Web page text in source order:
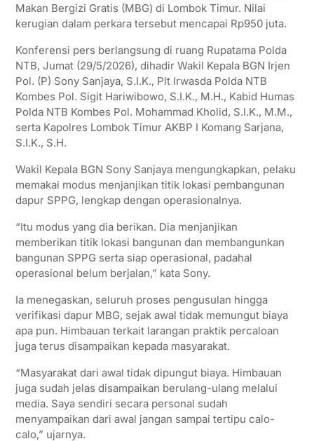
Makan Bergizi Gratis (MBG) di Lombok Timur. Nilai
kerugian dalam perkara tersebut mencapai Rp950 juta.
Konferensi pers berlangsung di ruang Rupatama Polda
NTB, Jumat (29/5/2026), dihadir Wakil Kepala BGN Irjen
Pol. (P) Sony Sanjaya, S.I.K., Plt Irwasda Polda NTB
Kombes Pol. Sigit Hariwibowo, S.I.K., M.H., Kabid Humas
Polda NTB Kombes Pol. Mohammad Kholid, S.I.K., M.M.,
serta Kapolres Lombok Timur AKBP I Komang Sarjana,
S.I.K., S.H.
Wakil Kepala BGN Sony Sanjaya mengungkapkan, pelaku
memakai modus menjanjikan titik lokasi pembangunan
dapur SPPG, lengkap dengan operasionalnya.
“Itu modus yang dia berikan. Dia menjanjikan
memberikan titik lokasi bangunan dan membangunkan
bangunan SPPG serta siap operasional, padahal
operasional belum berjalan,” kata Sony.
Ia menegaskan, seluruh proses pengusulan hingga
verifikasi dapur MBG, sejak awal tidak memungut biaya
apa pun. Himbauan terkait larangan praktik percaloan
juga terus disampaikan kepada masyarakat.
“Masyarakat dari awal tidak dipungut biaya. Himbauan
juga sudah jelas disampaikan berulang-ulang melalui
media. Saya sendiri secara personal sudah
menyampaikan dari awal jangan sampai tertipu calo-
calo,” ujarnya.